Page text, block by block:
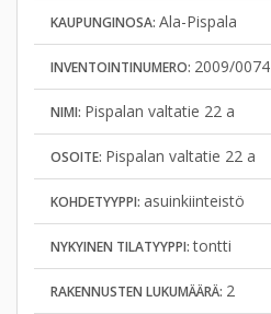
KAUPUNGINOSA: Ala-Pispala
INVENTOINTINUMERO: 2009/0074
NIMI: Pispalan valtatie 22 a
OSOITE: Pispalan valtatie 22 a
KOHDETYYPPI: asuinkiinteistö
NYKYINEN TILATYYPPI:tontti
RAKENNUSTEN LUKUMÄÄRÄ: 2